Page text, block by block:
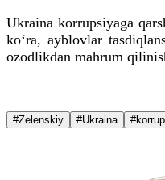
Ukraina korrupsiyaga
ko‘ra, ayblovlar
ozodlikdan mahrum
#Zelenskiy #Ukraina